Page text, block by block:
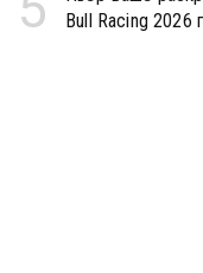
Bull Racing 2026